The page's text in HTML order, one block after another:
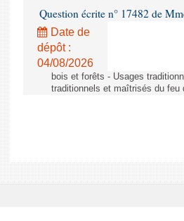
Question écrite n° 17482 de
Date de
dépôt :
04/08/2026
bois et forêts - Usages
traditionnels et maîtrisés du feu